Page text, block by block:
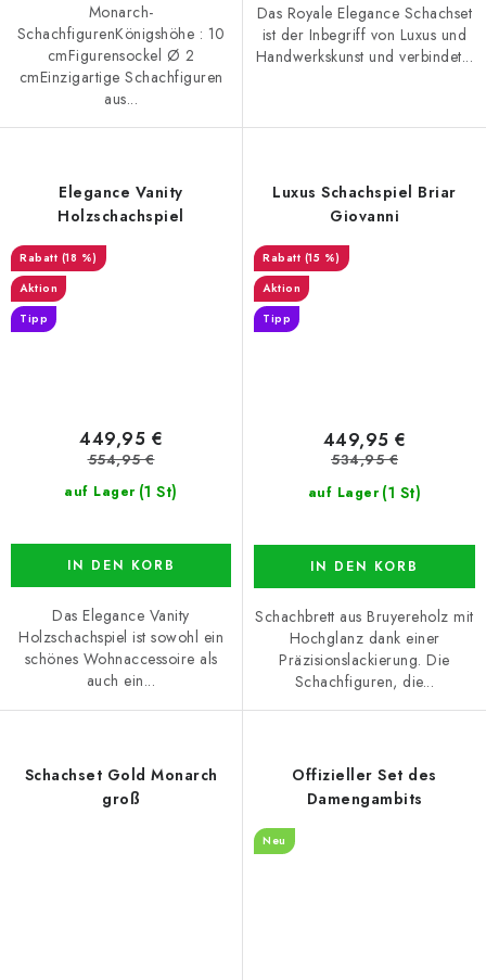
Monarch-
SchachfigurenKönigshöhe : 10
cmFigurensockel Ø 2
cmEinzigartige Schachfiguren
aus...
Das Royale Elegance Schachset
ist der Inbegriff von Luxus und
Handwerkskunst und verbindet...
Elegance Vanity
Holzschachspiel
(18 %)
Aktion
Tipp
auf Lager (1 St)
449,95 €
554,95 €
IN DEN KORB
Das Elegance Vanity
Holzschachspiel ist sowohl ein
schönes Wohnaccessoire als
auch ein...
Luxus Schachspiel Briar
Giovanni
(15 %)
Aktion
Tipp
auf Lager (1 St)
449,95 €
534,95 €
IN DEN KORB
Schachbrett aus Bruyereholz mit
Hochglanz dank einer
Präzisionslackierung. Die
Schachfiguren, die...
Schachset Gold Monarch
groß
Offizieller Set des
Damengambits
Neu